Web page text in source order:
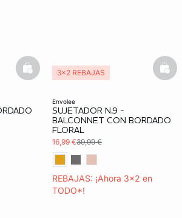
basketfull
envolee
SUJETADOR N.9 -
BALCONNET CON BORDADO
FLORAL
16,99 €39,99 €
REBAJAS: ¡Ahora 3x2 en
TODO*!
3x2 REBAJAS